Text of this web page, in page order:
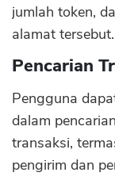
jumlah token,
alamat tersebut.
Pencarian
Pengguna
dalam
transaksi,
pengirim dan